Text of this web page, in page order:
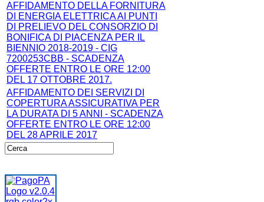
AFFIDAMENTO DELLA FORNITURA
DI ENERGIA ELETTRICA AI PUNTI
DI PRELIEVO DEL CONSORZIO DI
BONIFICA DI PIACENZA PER IL
BIENNIO 2018-2019 - CIG
7200253CBB - SCADENZA
OFFERTE ENTRO LE ORE 12:00
DEL 17 OTTOBRE 2017.
AFFIDAMENTO DEI SERVIZI DI
COPERTURA ASSICURATIVA PER
LA DURATA DI 5 ANNI - SCADENZA
OFFERTE ENTRO LE ORE 12:00
DEL 28 APRILE 2017